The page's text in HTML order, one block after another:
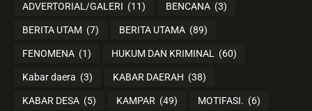
ADVERTORIAL/GALERI (11) BENCANA (3)
BERITA UTAM (7) BERITA UTAMA (89)
FENOMENA (1) HUKUM DAN KRIMINAL (60)
Kabar daera (3) KABAR DAERAH (38)
KABAR DESA (5) KAMPAR (49) MOTIFASI. (6)